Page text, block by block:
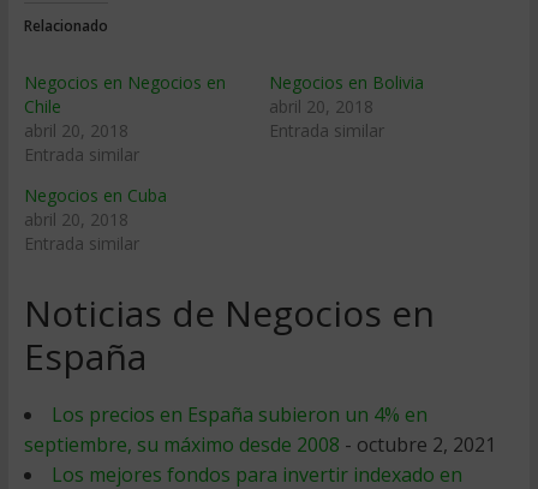
Relacionado
Negocios en Negocios en
Chile
abril 20, 2018
Entrada similar
Negocios en Bolivia
abril 20, 2018
Entrada similar
Negocios en Cuba
abril 20, 2018
Entrada similar
Noticias de Negocios en
España
Los precios en España subieron un 4% en
septiembre, su máximo desde 2008 - octubre 2, 2021
Los mejores fondos para invertir indexado en